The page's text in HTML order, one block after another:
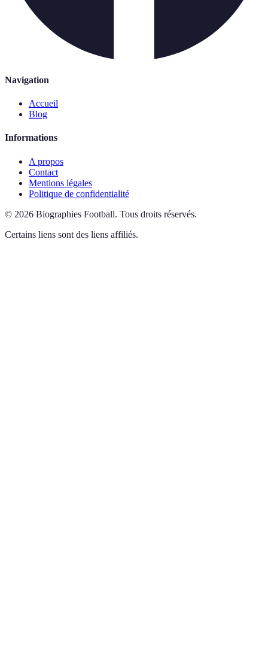
Navigation
Accueil
Blog
Informations
A propos
Contact
Mentions légales
Politique de confidentialité
© 2026 Biographies Football. Tous droits réservés.
Certains liens sont des liens affiliés.